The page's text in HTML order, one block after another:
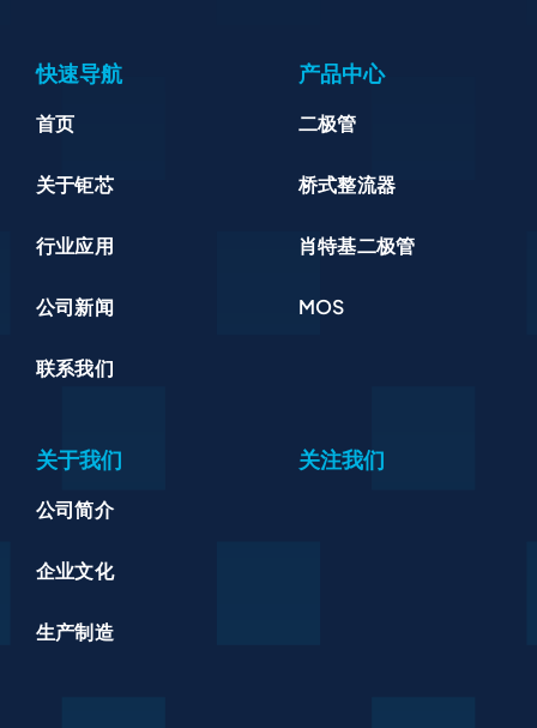
快速导航
首页
关于钜芯
行业应用
公司新闻
联系我们
产品中心
二极管
桥式整流器
肖特基二极管
MOS
关于我们
公司简介
企业文化
生产制造
关注我们